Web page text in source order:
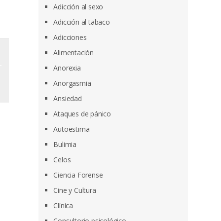
Adicción al sexo
Adicción al tabaco
Adicciones
Alimentación
Anorexia
Anorgasmia
Ansiedad
Ataques de pánico
Autoestima
Bulimia
Celos
Ciencia Forense
Cine y Cultura
Clínica